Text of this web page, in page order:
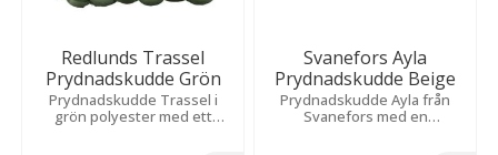
Redlunds Trassel
Prydnadskudde Grön
Prydnadskudde Trassel i
grön polyester med ett
Svanefors Ayla
Prydnadskudde Beige
Prydnadskudde Ayla från
Svanefors med en